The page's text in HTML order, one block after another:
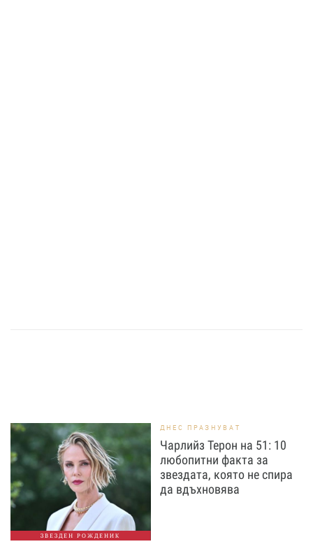
ЗВЕЗДЕН РОЖДЕНИК
ДНЕС ПРАЗНУВАТ
Чарлийз Терон на 51: 10
любопитни факта за
звездата, която не спира
да вдъхновява